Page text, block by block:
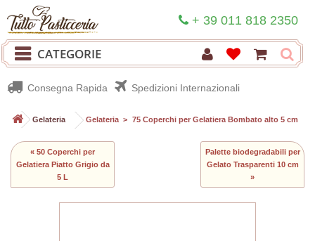
+ 39 011 818 2350
CATEGORIE
Consegna Rapida Spedizioni Internazionali
> Gelateria > Gelateria > 75 Coperchi per Gelatiera Bombato alto 5 cm
« 50 Coperchi per
Gelatiera Piatto Grigio da
5 L
Palette biodegradabili per
Gelato Trasparenti 10 cm
»